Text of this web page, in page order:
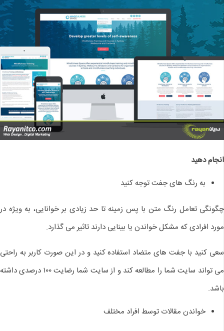
انجام دهید
به رنگ های جفت توجه کنید
چگونگی تعامل رنگ متن با پس زمینه تا حد زیادی بر خوانایی، به ویژه در
مورد افرادی که مشکل خواندن یا بینایی دارند تاثیر می گذارد.
سعی کنید با جفت های متضاد استفاده کنید و در این صورت کاربر به راحتی
می تواند سایت شما را مطالعه کند و از سایت شما رضایت ۱۰۰ درصدی داشته
باشد.
خواندن مقالات توسط افراد مختلف